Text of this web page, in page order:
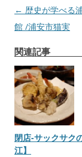
投
稿
ビ
ゲ
ー
シ
ョ
ン
← 歴史が学べる
館 /浦安市猫実
関連記事
閉店-サックサク
江】